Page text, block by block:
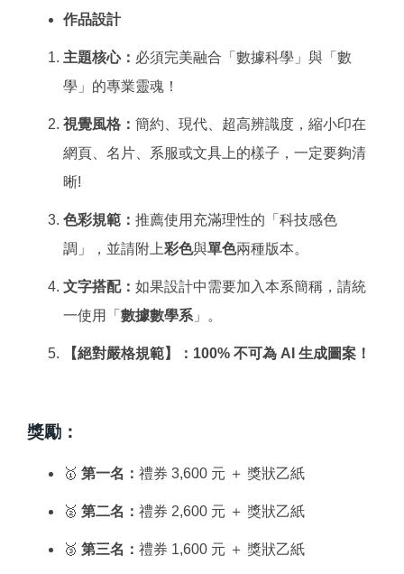
作品設計
主題核心： 必須完美融合「數據科學」與「數
學」的專業靈魂！
視覺風格： 簡約、現代、超高辨識度，縮小印在
網頁、名片、系服或文具上的樣子，一定要夠清
晰!
色彩規範： 推薦使用充滿理性的「科技感色
調」，並請附上彩色與單色兩種版本。
文字搭配： 如果設計中需要加入本系簡稱，請統
一使用「 數據數學系 」。
【絕對嚴格規範】： 100% 不可為 AI 生成圖案！
獎勵 ：
🥇 第一名： 禮券 3,600 元 ＋ 獎狀乙紙
🥈 第二名： 禮券 2,600 元 ＋ 獎狀乙紙
🥉 第三名： 禮券 1,600 元 ＋ 獎狀乙紙